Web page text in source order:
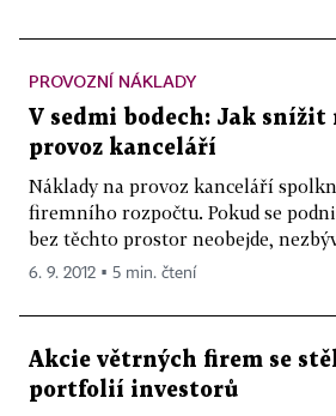
PROVOZNÍ NÁKLADY
V sedmi bodech: Jak snížit
provoz kanceláří
Náklady na provoz kanceláří
firemního rozpočtu. Pokud se
bez těchto prostor neobejde,
6. 9. 2012 ▪ 5 min. čtení
Akcie větrných firem se
portfolií investorů